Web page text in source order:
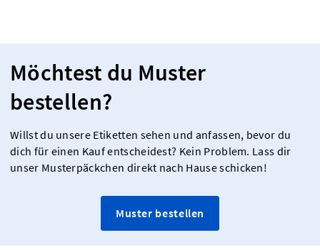
Möchtest du Muster
bestellen?
Willst du unsere Etiketten sehen und anfassen, bevor du
dich für einen Kauf entscheidest? Kein Problem. Lass dir
unser Musterpäckchen direkt nach Hause schicken!
Muster bestellen